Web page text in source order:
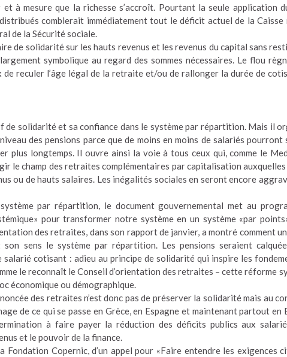
à mesure que la richesse s’accroît. Pourtant la seule application
comblerait immédiatement tout le déficit actuel de la Caisse
de la Sécurité sociale.
de solidarité sur les hauts revenus et les revenus du capital sans
symbolique au regard des sommes nécessaires. Le flou
de reculer l’âge légal de la retraite et/ou de rallonger la durée de
de solidarité et sa confiance dans le système par répartition. Mais il
des pensions parce que de moins en moins de salariés
plus longtemps. Il ouvre ainsi la voie à tous ceux qui, comme le
le champ des retraites complémentaires par capitalisation
ou de hauts salaires. Les inégalités sociales en seront encore
par répartition, le document gouvernemental met au
pour transformer notre système en un système «par
des retraites, dans son rapport de janvier, a montré comment
sens le système par répartition. Les pensions seraient
cotisant : adieu au principe de solidarité qui inspire les
le reconnaît le Conseil d’orientation des retraites – cette réforme
économique ou démographique.
des retraites n’est donc pas de préserver la solidarité mais au
de ce qui se passe en Grèce, en Espagne et maintenant partout en
à faire payer la réduction des déficits publics aux
et le pouvoir de la finance.
Fondation Copernic, d’un appel pour «Faire entendre les exigences